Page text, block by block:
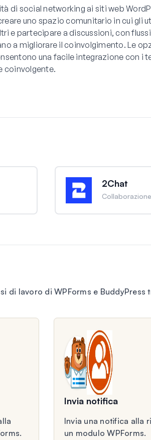
di social networking ai siti web
uno spazio comunitario in cui gli
e partecipare a discussioni, con
a migliorare il coinvolgimento. Le
una facile integrazione con i
coinvolgente.
2Chat
Collaborazione
di lavoro di WPForms e BuddyPress
Invia notifica
Invia una notifica alla
un modulo WPForms.